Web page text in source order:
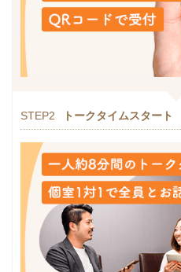
STEP2 トークタイムスタート